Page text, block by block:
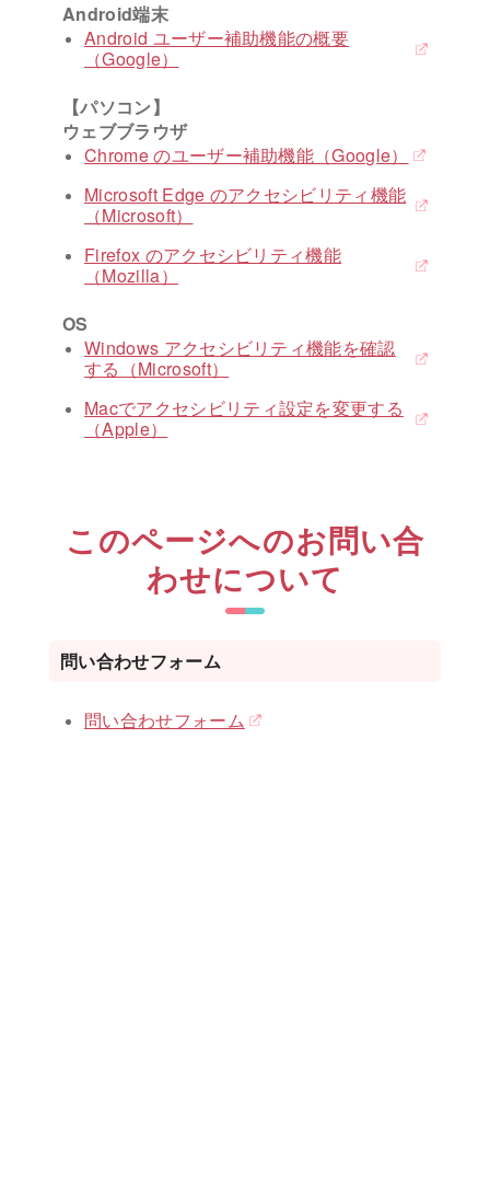
Android端末
Android ユーザー補助機能の概要
（Google）
【パソコン】
ウェブブラウザ
Chrome のユーザー補助機能（Google）
Microsoft Edge のアクセシビリティ機能
（Microsoft）
Firefox のアクセシビリティ機能
（Mozilla）
OS
Windows アクセシビリティ機能を確認
する（Microsoft）
Macでアクセシビリティ設定を変更する
（Apple）
このページへのお問い合
わせについて
問い合わせフォーム
問い合わせフォーム